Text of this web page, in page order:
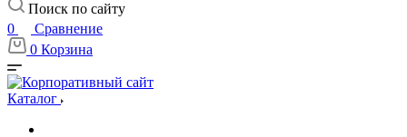
Поиск по сайту
0
Сравнение
0 Корзина
Каталог